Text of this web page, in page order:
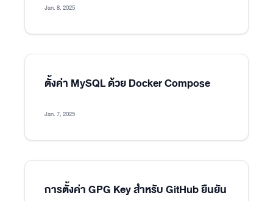
Jan. 8, 2025
ตั้งค่า MySQL ด้วย Docker Compose
Jan. 7, 2025
การตั้งค่า GPG Key สำหรับ GitHub ยืนยัน